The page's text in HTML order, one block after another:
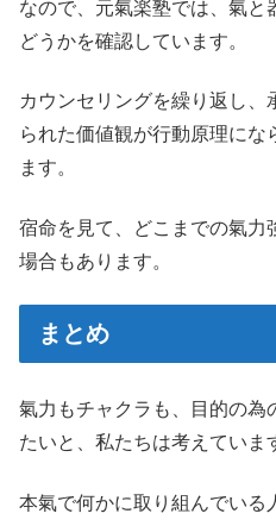
なので、元氣楽塾では、氣
どうかを確認しています。
カウンセリングを繰り返し
られた価値観が行動原理に
ます。
宿命を見て、どこまでの氣力
場合もあります。
まとめ
氣力もチャクラも、目的の為
たいと、私たちは考えていま
本氣で何かに取り組んでいる